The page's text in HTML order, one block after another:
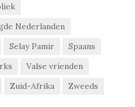
Nederlanden
Selay Pamir
Spaans
Valse vrienden
Zuid-Afrika Zweeds